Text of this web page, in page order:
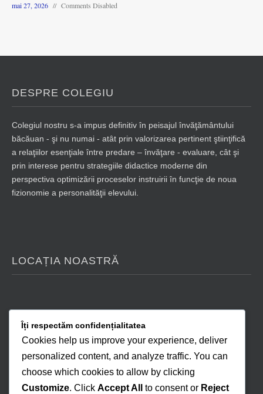
mai 27, 2026 Comments Disabled
DESPRE COLEGIU
Colegiul nostru s-a impus definitiv în peisajul învăţământului
băcăuan - şi nu numai - atât prin valorizarea pertinent ştiinţifică
a relaţiilor esenţiale între predare – învăţare - evaluare, cât şi
prin interese pentru strategiile didactice moderne din
perspectiva optimizării proceselor instruirii în funcţie de noua
fizionomie a personalităţii elevului.
LOCAȚIA NOASTRĂ
Îți respectăm confidențialitatea
Cookies help us improve your experience, deliver
personalized content, and analyze traffic. You can
choose which cookies to allow by clicking
Customize. Click Accept All to consent or Reject